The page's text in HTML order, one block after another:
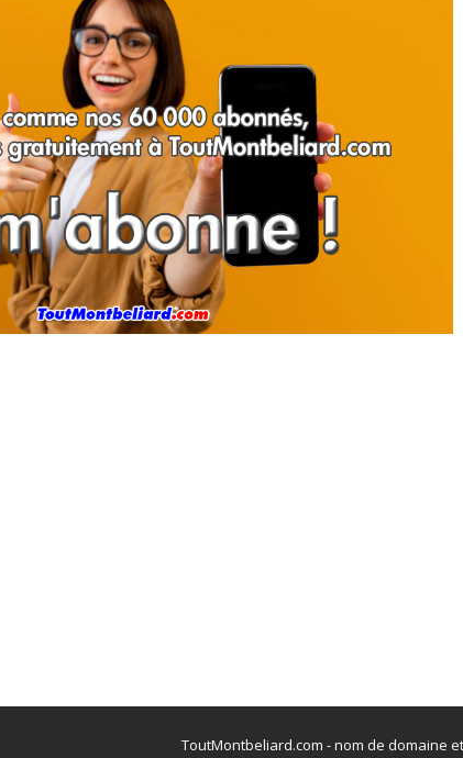
ToutMontbeliard.com - nom de domaine